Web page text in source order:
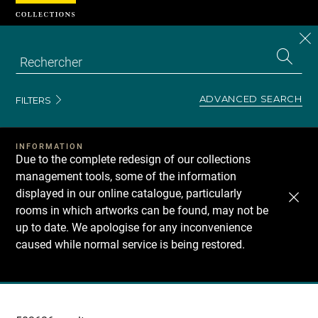
FILTERS ADVANCED SEARCH
INFORMATION
Due to the complete redesign of our collections
management tools, some of the information
displayed in our online catalogue, particularly
rooms in which artworks can be found, may not be
up to date. We apologise for any inconvenience
caused while normal service is being restored.
Recherche
Cookies management panel